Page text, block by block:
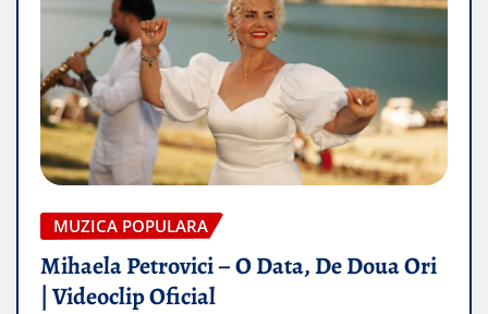
MUZICA POPULARA
Mihaela Petrovici – O Data, De Doua Ori
| Videoclip Oficial